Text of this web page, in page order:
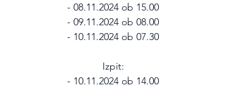
- 08.11.2024 ob 15.00
- 09.11.2024 ob 08.00
- 10.11.2024 ob 07.30
Izpit:
- 10.11.2024 ob 14.00